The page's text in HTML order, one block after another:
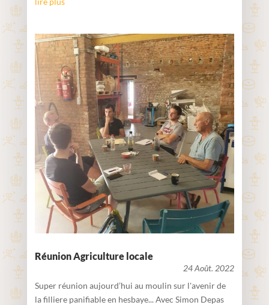
Réunion Agriculture locale
24 Août. 2022
Super réunion aujourd’hui au moulin sur l'avenir de
la filliere panifiable en hesbaye... Avec Simon Depas